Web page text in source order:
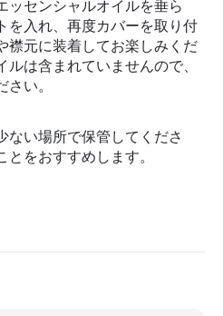
ッセンシャルオイルを垂ら
を入れ、再度カバーを取り付
襟元に装着してお楽しみくだ
は含まれていませんので、
い。
ない場所で保管してくださ
をおすすめします。